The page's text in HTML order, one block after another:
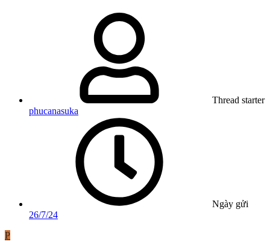
Thread starter
phucanasuka
Ngày gửi
26/7/24
P